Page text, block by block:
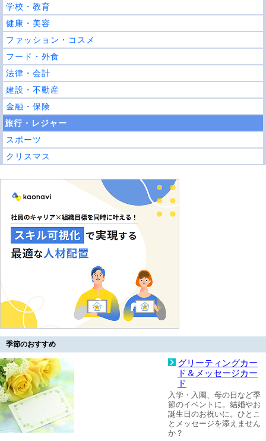
学校・教育
健康・美容
ファッション・コスメ
フード・外食
法律・会計
建設・不動産
金融・保険
旅行・レジャー
スポーツ
クリスマス
季節のおすすめ
グリーティングカー
ド＆メッセージカー
ド
入学・入園、母の日など季
節のイベントに。結婚やお
誕生日のお祝いに。ひとこ
とメッセージを添えません
か？